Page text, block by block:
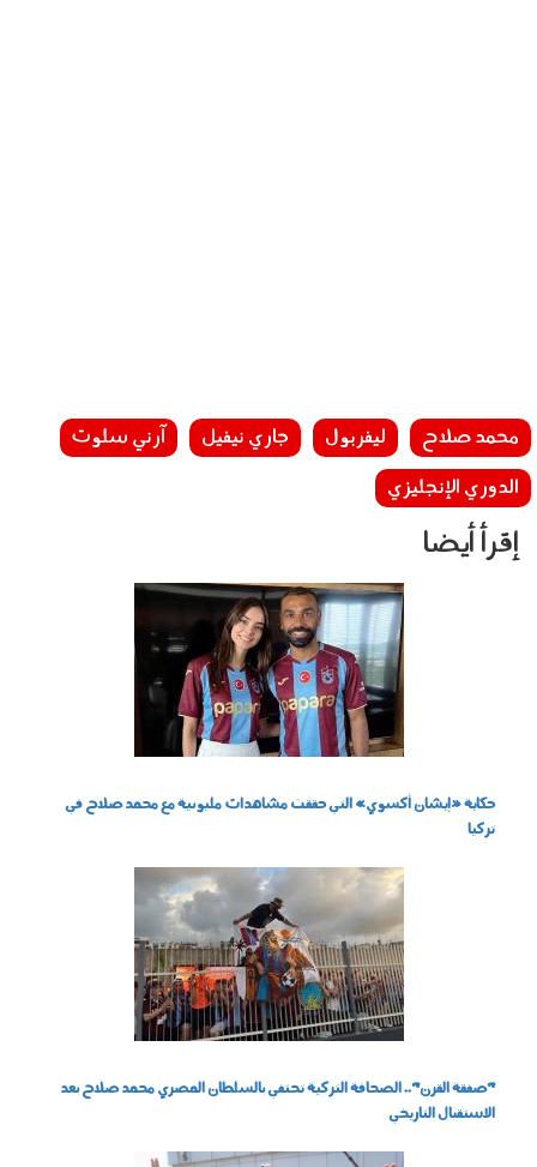
محمد صلاح ليفربول جاري نيفيل
آرني سلوت
الدوري الإنجليزي
إقرأ أيضا
حكاية «إيشان أكسوي» التي حققت مشاهدات مليونية مع محمد صلاح في
تركيا
"صفقة القرن".. الصحافة التركية تحتفي بالسلطان المصري محمد صلاح بعد
الاستقبال التاريخي